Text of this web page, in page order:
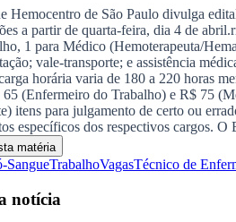
Hemocentro de São Paulo divulga
a partir de quarta-feira, dia 4 de
1 para Médico (Hemoterapeuta/
vale-transporte; e assistência
horária varia de 180 a 220 horas
(Enfermeiro do Trabalho) e R$ 75
itens para julgamento de certo ou
específicos dos respectivos cargos.
matéria
SangueTrabalhoVagasTécnico de
notícia